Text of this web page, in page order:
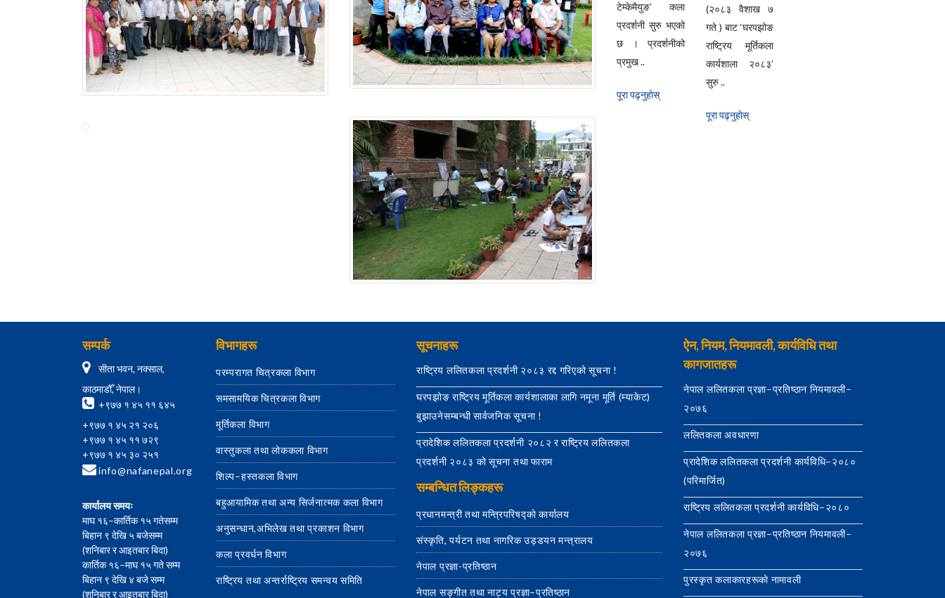
टेम्केमैयुङ’ कला
प्रदर्शनी सुरु भएको
छ । प्रदर्शनीको
प्रमुख ..
पूरा पढ्नुहाेस्
(२०८३ वैशाख ७
गते ) बाट ‘घरपझोङ
राष्ट्रिय मूर्तिकला
कार्यशाला २०८३’
सुरु ..
पूरा पढ्नुहाेस्
सम्पर्क
सीता भवन, नक्साल,
काठमाडौँ, नेपाल।
+९७७ १ ४५ ११ ६४५
+९७७ १ ४५ २१ २०६
+९७७ १ ४५ ११ ७२९
+९७७ १ ४५ ३० २५१
info@nafanepal.org
कार्यालय समयः
माघ १६–कार्तिक १५ गतेसम्म
बिहान ९ देखि ५ बजेसम्म
(शनिबार र आइतबार बिदा)
कार्तिक १६–माघ १५ गते सम्म
बिहान ९ देखि ४ बजे सम्म
(शनिबार र आइतबार बिदा)
विभागहरू
परम्परागत चित्रकला विभाग
समसामयिक चित्रकला विभाग
मूर्तिकला विभाग
वास्तुकला तथा लोककला विभाग
शिल्प–हस्तकला विभाग
बहुआयामिक तथा अन्य सिर्जनात्मक कला विभाग
अनुसन्धान,अभिलेख तथा प्रकाशन विभाग
कला प्रवर्धन विभाग
राष्ट्रिय तथा अन्तर्राष्ट्रिय समन्वय समिति
सूचनाहरू
राष्ट्रिय ललितकला प्रदर्शनी २०८३ रद्द गरिएको सूचना !
घरपझोङ राष्ट्रिय मूर्तिकला कार्यशालाका लागि नमूना मूर्ति (म्याकेट)
बुझाउनेसम्बन्धी सार्वजनिक सूचना !
प्रादेशिक ललितकला प्रदर्शनी २०८२ र राष्ट्रिय ललितकला
प्रदर्शनी २०८३ को सूचना तथा फाराम
सम्बन्धित लिङ्कहरू
प्रधानमन्त्री तथा मन्त्रिपरिषद्को कार्यालय
संस्कृति, पर्यटन तथा नागरिक उड्डयन मन्त्रालय
नेपाल प्रज्ञा-प्रतिष्ठान
नेपाल सङ्गीत तथा नाट्य प्रज्ञा–प्रतिष्ठान
ऐन, नियम, नियमावली, कार्यविधि तथा
कागजातहरू
नेपाल ललितकला प्रज्ञा–प्रतिष्ठान नियमावली–
२०७६
ललितकला अवधारणा
प्रादेशिक ललितकला प्रदर्शनी कार्यविधि–२०८०
(परिमार्जित)
राष्ट्रिय ललितकला प्रदर्शनी कार्यविधि–२०८०
नेपाल ललितकला प्रज्ञा–प्रतिष्ठान नियमावली–
२०७६
पुरस्कृत कलाकारहरूको नामावली